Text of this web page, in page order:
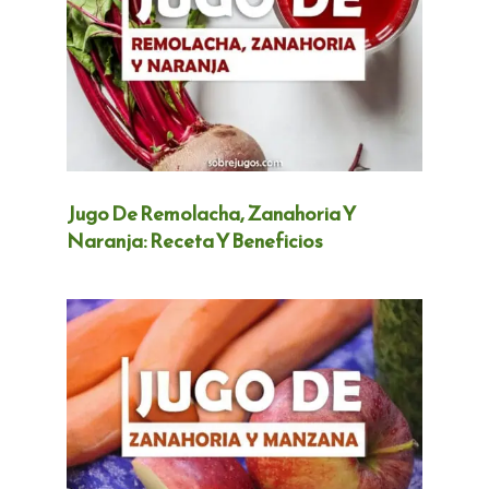
Jugo De Remolacha, Zanahoria Y
Naranja: Receta Y Beneficios